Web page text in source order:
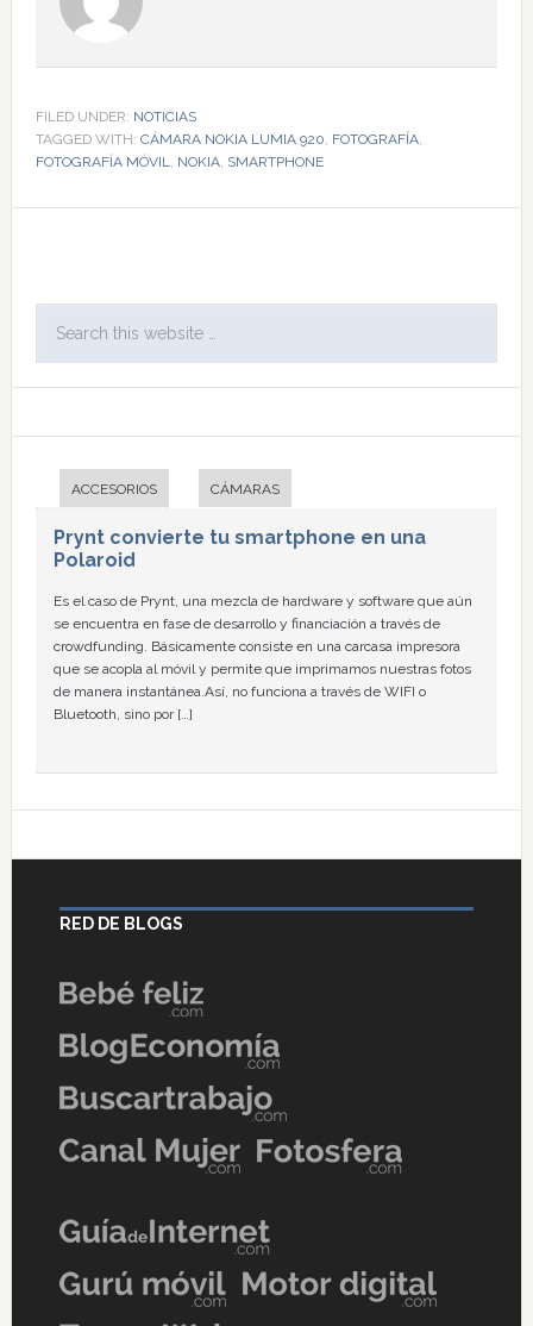
FILED UNDER: NOTICIAS
TAGGED WITH: CÁMARA NOKIA LUMIA 920, FOTOGRAFÍA,
FOTOGRAFÍA MÓVIL, NOKIA, SMARTPHONE
ACCESORIOS CÁMARAS
Prynt convierte tu smartphone en una
Polaroid
Es el caso de Prynt, una mezcla de hardware y software que aún
se encuentra en fase de desarrollo y financiación a través de
crowdfunding. Básicamente consiste en una carcasa impresora
que se acopla al móvil y permite que imprimamos nuestras fotos
de manera instantánea.Así, no funciona a través de WIFI o
Bluetooth, sino por […]
RED DE BLOGS